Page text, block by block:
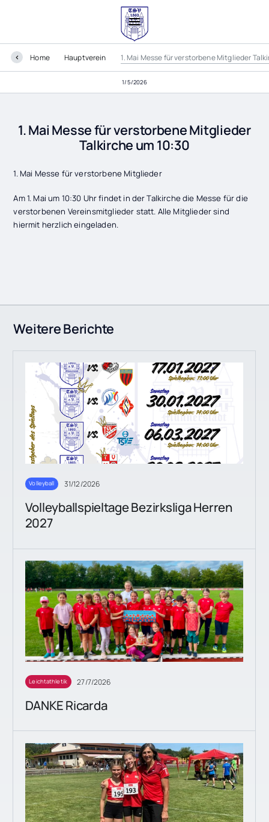
Home Hauptverein 1. Mai Messe für verstorbene Mitglieder
1/5/2026
1. Mai Messe für verstorbene Mitglieder
Talkirche um 10:30
1. Mai Messe für verstorbene Mitglieder
Am 1. Mai um 10:30 Uhr findet in der Talkirche die Messe für die
verstorbenen Vereinsmitglieder statt. Alle Mitglieder sind
hiermit herzlich eingeladen.
Weitere Berichte
Volleyball 31/12/2026
Volleyballspieltage Bezirksliga Herren
2027
Leichtathletik 27/7/2026
DANKE Ricarda